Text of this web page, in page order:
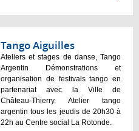
Tango Aiguilles
Ateliers et stages de danse, Tango
Argentin Démonstrations et
organisation de festivals tango en
partenariat avec la Ville de
Château-Thierry. Atelier tango
argentin tous les jeudis de 20h30 à
22h au Centre social La Rotonde.